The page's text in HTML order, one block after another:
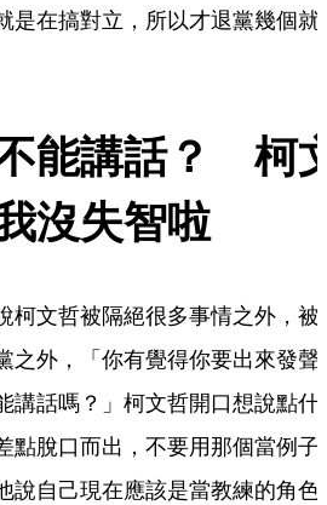
是在搞對立，所以才退黨幾個就
能講話？　柯
沒失智啦
柯文哲被隔絕很多事情之外，被
之外，「你有覺得你要出來發聲
講話嗎？」柯文哲開口想說點什
點脫口而出，不要用那個當例子
說自己現在應該是當教練的角色